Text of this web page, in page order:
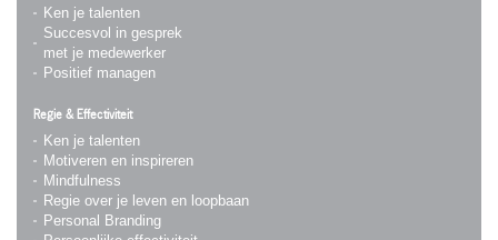
Ken je talenten
Succesvol in gesprek
met je medewerker
Positief managen
Regie & Effectiviteit
Ken je talenten
Motiveren en inspireren
Mindfulness
Regie over je leven en loopbaan
Personal Branding